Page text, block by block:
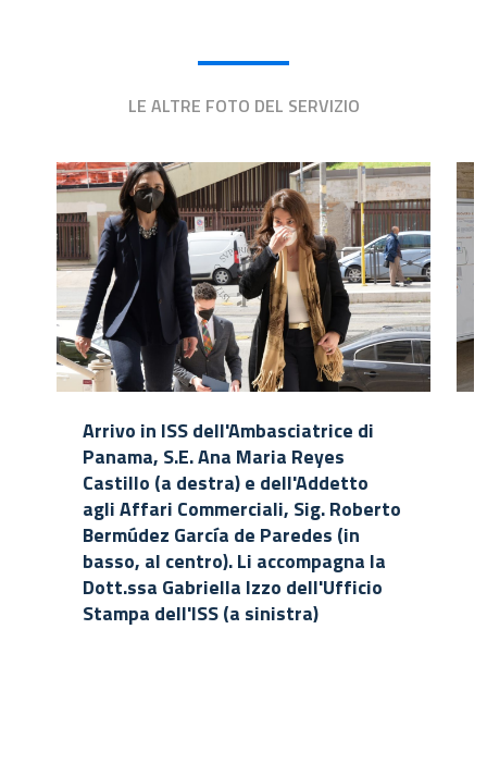
LE ALTRE FOTO DEL SERVIZIO
Arrivo in ISS dell'Ambasciatrice di
Panama, S.E. Ana Maria Reyes
Castillo (a destra) e dell'Addetto
agli Affari Commerciali, Sig. Roberto
Bermúdez García de Paredes (in
basso, al centro). Li accompagna la
Dott.ssa Gabriella Izzo dell'Ufficio
Stampa dell'ISS (a sinistra)